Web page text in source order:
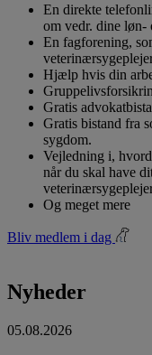
En direkte
om vedr. dine løn-
En fagforening,
Hjælp hvis din
Gratis
Gratis bistand fra
sygdom.
Vejledning i,
når du skal have
Og meget mere
Bliv medlem i dag
Nyheder
05.08.2026